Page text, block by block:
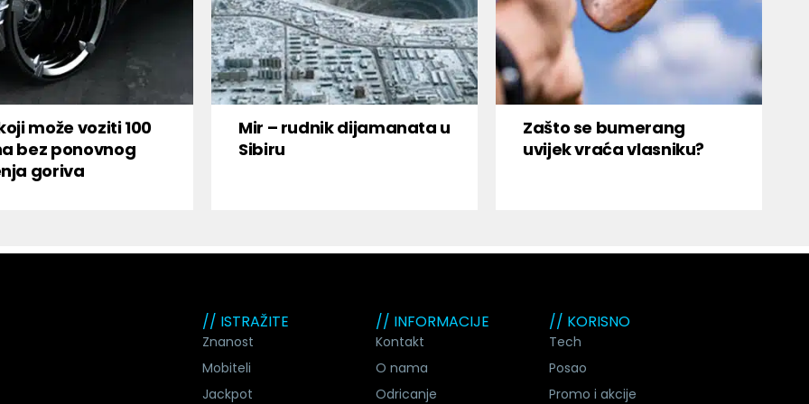
može voziti 100
bez ponovnog
goriva
Mir – rudnik dijamanata u
Sibiru
Zašto se bumerang
uvijek vraća vlasniku?
// ISTRAŽITE
Znanost
Mobiteli
Jackpot
// INFORMACIJE
Kontakt
O nama
Odricanje
// KORISNO
Tech
Posao
Promo i akcije